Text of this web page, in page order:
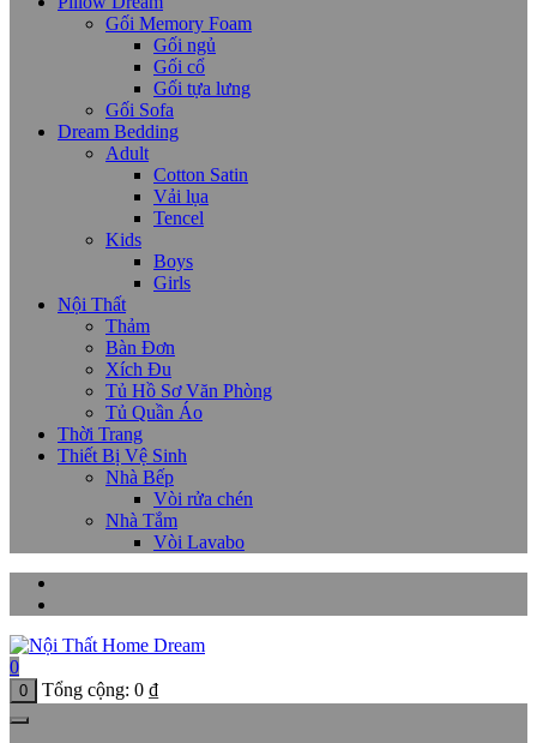
Gối Memory Foam
Gối ngủ
Gối cổ
Gối tựa lưng
Gối Sofa
Dream Bedding
Adult
Cotton Satin
Vải lụa
Tencel
Kids
Boys
Girls
Nội Thất
Thảm
Bàn Đơn
Xích Đu
Tủ Hồ Sơ Văn Phòng
Tủ Quần Áo
Thời Trang
Thiết Bị Vệ Sinh
Nhà Bếp
Vòi rửa chén
Nhà Tắm
Vòi Lavabo
0
0 Tổng cộng: 0 ₫